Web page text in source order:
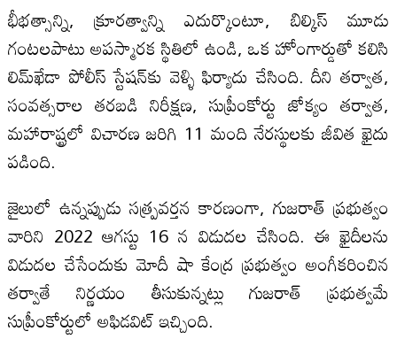
భీభత్సాన్ని, క్రూరత్వాన్ని ఎదుర్కొంటూ, బిల్కిస్ మూడు
గంటలపాటు అపస్మారక స్థితిలో ఉండి, ఒక హోంగార్డుతో కలిసి
లిమ్‌ఖేడా పోలీస్ స్టేషన్‌కు వెళ్ళి ఫిర్యాదు చేసింది. దీని తర్వాత,
సంవత్సరాల తరబడి నిరీక్షణ, సుప్రీంకోర్టు జోక్యం తర్వాత,
మహారాష్ట్రలో విచారణ జరిగి 11 మంది నేరస్థులకు జీవిత ఖైదు
పడింది.
జైలులో ఉన్నప్పుడు సత్ప్రవర్తన కారణంగా, గుజరాత్ ప్రభుత్వం
వారిని 2022 ఆగస్టు 16 న విడుదల చేసింది. ఈ ఖైదీలను
విడుదల చేసేందుకు మోదీ షా కేంద్ర ప్రభుత్వం అంగీకరించిన
తర్వాతే నిర్ణయం తీసుకున్నట్లు గుజరాత్ ప్రభుత్వమే
సుప్రీంకోర్టులో అఫిడవిట్ ఇచ్చింది.